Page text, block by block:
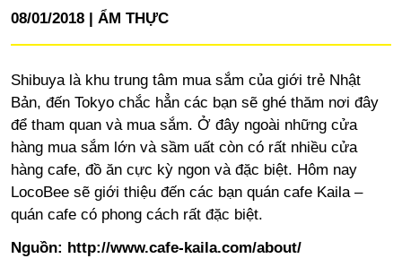
08/01/2018 ẨM THỰC
Shibuya là khu trung tâm mua sắm của giới trẻ Nhật
Bản, đến Tokyo chắc hẳn các bạn sẽ ghé thăm nơi đây
để tham quan và mua sắm. Ở đây ngoài những cửa
hàng mua sắm lớn và sầm uất còn có rất nhiều cửa
hàng cafe, đồ ăn cực kỳ ngon và đặc biệt. Hôm nay
LocoBee sẽ giới thiệu đến các bạn quán cafe Kaila –
quán cafe có phong cách rất đặc biệt.
Nguồn: http://www.cafe-kaila.com/about/